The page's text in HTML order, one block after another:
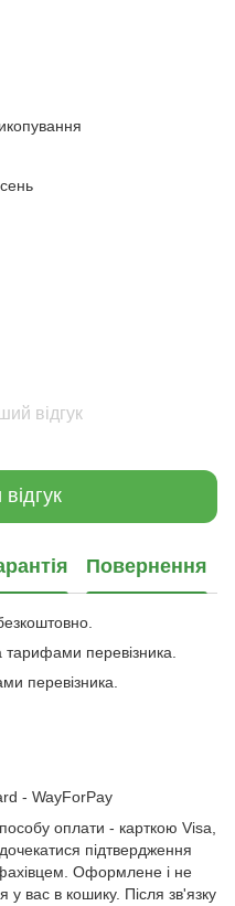
відгук
Повернення
перевізника.
перевізника.
- WayForPay
оплати - карткою Visa,
підтвердження
Оформлене і не
вас в кошику. Після зв'язку